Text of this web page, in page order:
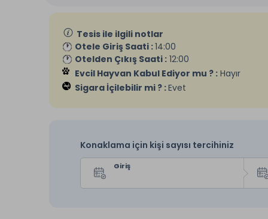
Tesis ile ilgili notlar
Otele Giriş Saati :14:00
Otelden Çıkış Saati : 12:00
Evcil Hayvan Kabul Ediyor mu ? : Hayır
Sigara İçilebilir mi ? :Evet
Konaklama için kişi sayısı tercihiniz
Giriş